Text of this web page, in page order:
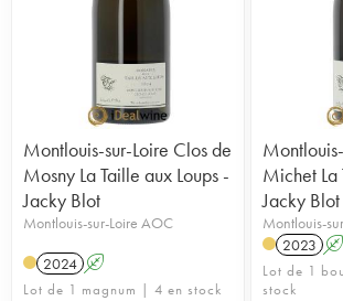
Montlouis-sur-Loire Clos de
Mosny La Taille aux Loups -
Jacky Blot
Montlouis-sur-Loire AOC
2024 A
Lot de 1 magnum | 4 en stock
Michet La
Jacky Blot
Montlouis-
2023 A
Lot de 1
stock